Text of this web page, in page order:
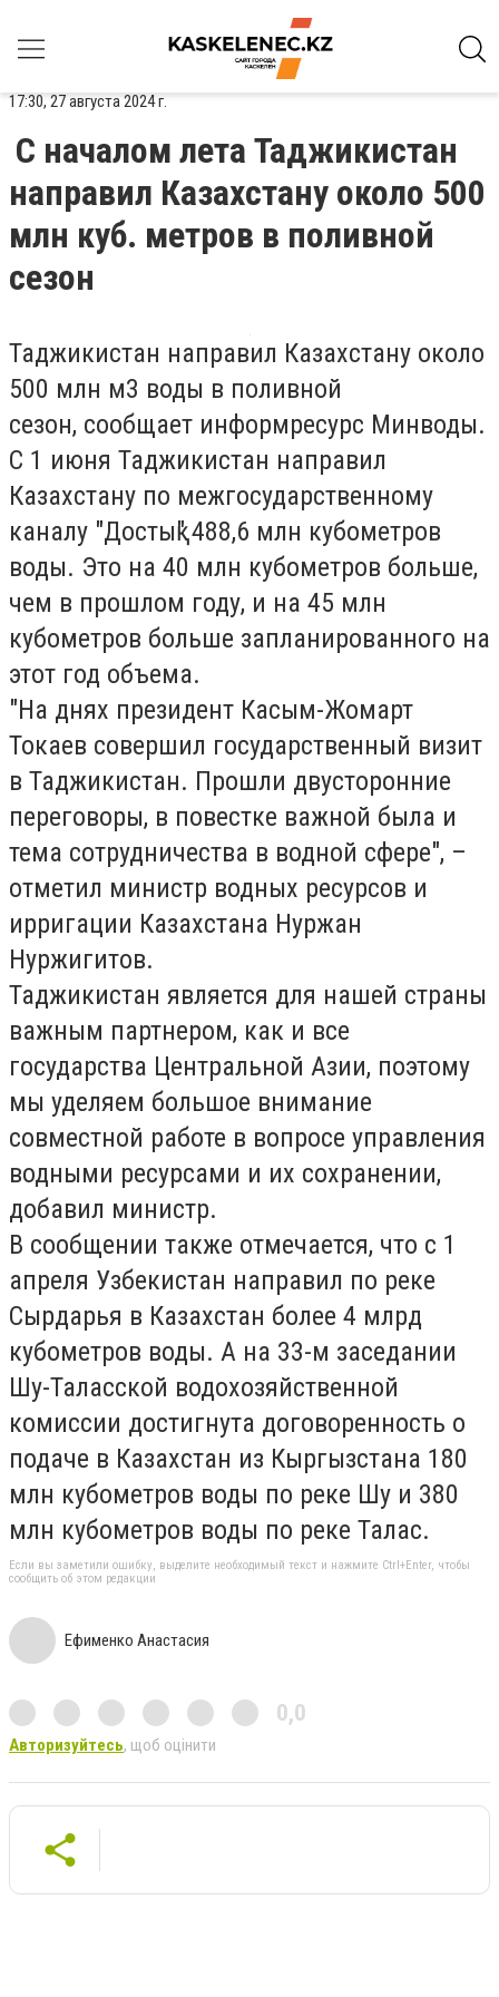
17:30, 27 августа 2024 г.
С началом лета Таджикистан
направил Казахстану около 500
млн куб. метров в поливной
сезон
Таджикистан направил Казахстану около
500 млн м3 воды в поливной
сезон, сообщает информресурс Минводы.
С 1 июня Таджикистан направил
Казахстану по межгосударственному
каналу "Достық" 488,6 млн кубометров
воды. Это на 40 млн кубометров больше,
чем в прошлом году, и на 45 млн
кубометров больше запланированного на
этот год объема.
"На днях президент Касым-Жомарт
Токаев совершил государственный визит
в Таджикистан. Прошли двусторонние
переговоры, в повестке важной была и
тема сотрудничества в водной сфере", –
отметил министр водных ресурсов и
ирригации Казахстана Нуржан
Нуржигитов.
Таджикистан является для нашей страны
важным партнером, как и все
государства Центральной Азии, поэтому
мы уделяем большое внимание
совместной работе в вопросе управления
водными ресурсами и их сохранении,
добавил министр.
В сообщении также отмечается, что с 1
апреля Узбекистан направил по реке
Сырдарья в Казахстан более 4 млрд
кубометров воды. А на 33-м заседании
Шу-Таласской водохозяйственной
комиссии достигнута договоренность о
подаче в Казахстан из Кыргызстана 180
млн кубометров воды по реке Шу и 380
млн кубометров воды по реке Талас.
Если вы заметили ошибку, выделите необходимый текст и нажмите Ctrl+Enter, чтобы
сообщить об этом редакции
Ефименко Анастасия
0,0
Авторизуйтесь, щоб оцінити